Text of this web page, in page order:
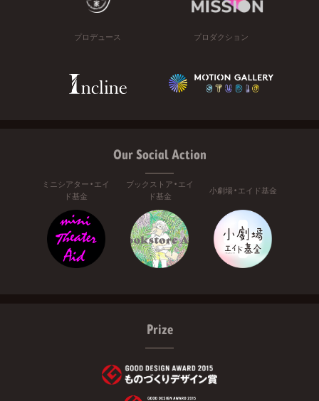
プロデュース プロダクション
Our Social Action
ミニシアター・エイ
ド基金
ブックストア・エイ
ド基金
小劇場・エイド基金
Prize